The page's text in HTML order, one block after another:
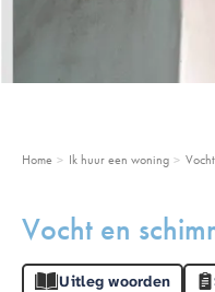
Home Ik huur een woning
Vocht en
Uitleg woorden